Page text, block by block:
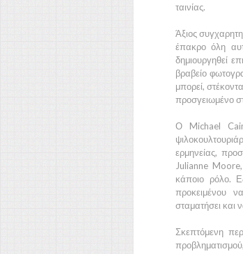
ταινίας.
Άξιος
έπακρο όλη
δημιουργηθεί
βραβείο
μπορεί,
προσγειωμένο
Ο Michael
ερμηνείας,
Julianne Moore
κάποιο ρόλο.
προκειμένου
σταματήσει και
Σκεπτόμενη